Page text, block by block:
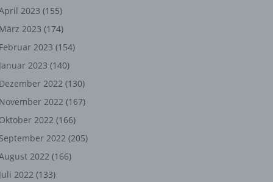
2023 (155)
März 2023 (174)
Februar 2023 (154)
Januar 2023 (140)
Dezember 2022 (130)
November 2022 (167)
Oktober 2022 (166)
September 2022 (205)
2022 (166)
Juli 2022 (133)